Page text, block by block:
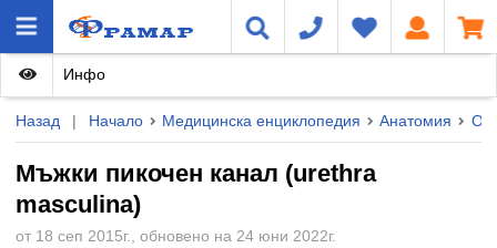
Назад | Начало Медицинска енциклопедия Анатомия
Мъжки пикочен канал (urethra
masculina)
от 18 сеп 2015г., обновено на 24 юни 2022г.
Инфо